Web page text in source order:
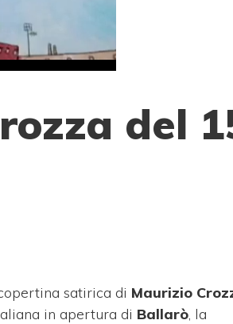
del
satirica di Maurizio
in apertura di Ballarò , la